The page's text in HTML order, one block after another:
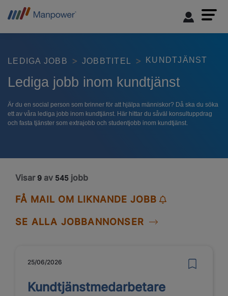
LEDIGA JOBB JOBBTITEL KUNDTJÄNST
Lediga jobb inom kundtjänst
Är du en social person som brinner för att hjälpa människor? Då ska du söka
ett av våra lediga jobb inom kundtjänst. Här hittar du såväl konsultuppdrag
och fasta tjänster som extrajobb och studentjobb inom kundtjänst.
SE ALLA JOBBANNONSER
Visar 9 av 545 jobb
FÅ MAIL OM LIKNANDE JOBB
25/06/2026
Kundtjänstmedarbetare